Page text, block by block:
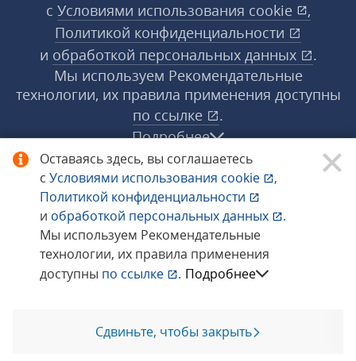
Оставаясь здесь, вы соглашаетесь
с Условиями использования cookie
,
Политикой конфиденциальности
и обработкой персональных данных
.
Мы используем Рекомендательные
технологии, их правила применения
доступны по ссылке . Подробнее
Сдвиньте, чтобы закрыть
с Условиями использования cookie
,
Политикой конфиденциальности
и обработкой персональных данных
.
Мы используем Рекомендательные
технологии, их правила применения доступны
по ссылке
.
Подробнее
© 1998−2026 «1С‑Рарус» ®. Все права
защищены.
Сообщить об ошибке
Позвоните мне